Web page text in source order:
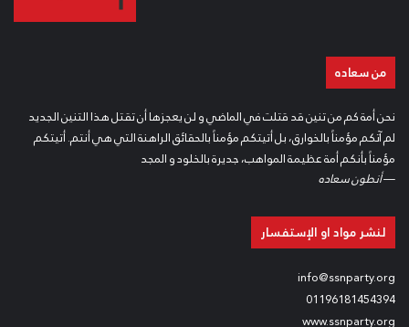
من سعاده
نحن أمة كم من تنين قد قتلت في الماضي و لن يعجزها أن تقتل هذا التنين الجديد
لم آتكم مؤمناً بالخوارق، بل أتيتكم مؤمناً بالحقائق الراهنة التي هي أنتم. أتيتكم
مؤمناً بأنكم أمة عظيمة المواهب، جديرة بالخلود و المجد
—أنطون سعاده
لنشر مواد او الإستفسار
info@ssnparty.org
01196181454394
www.ssnparty.org